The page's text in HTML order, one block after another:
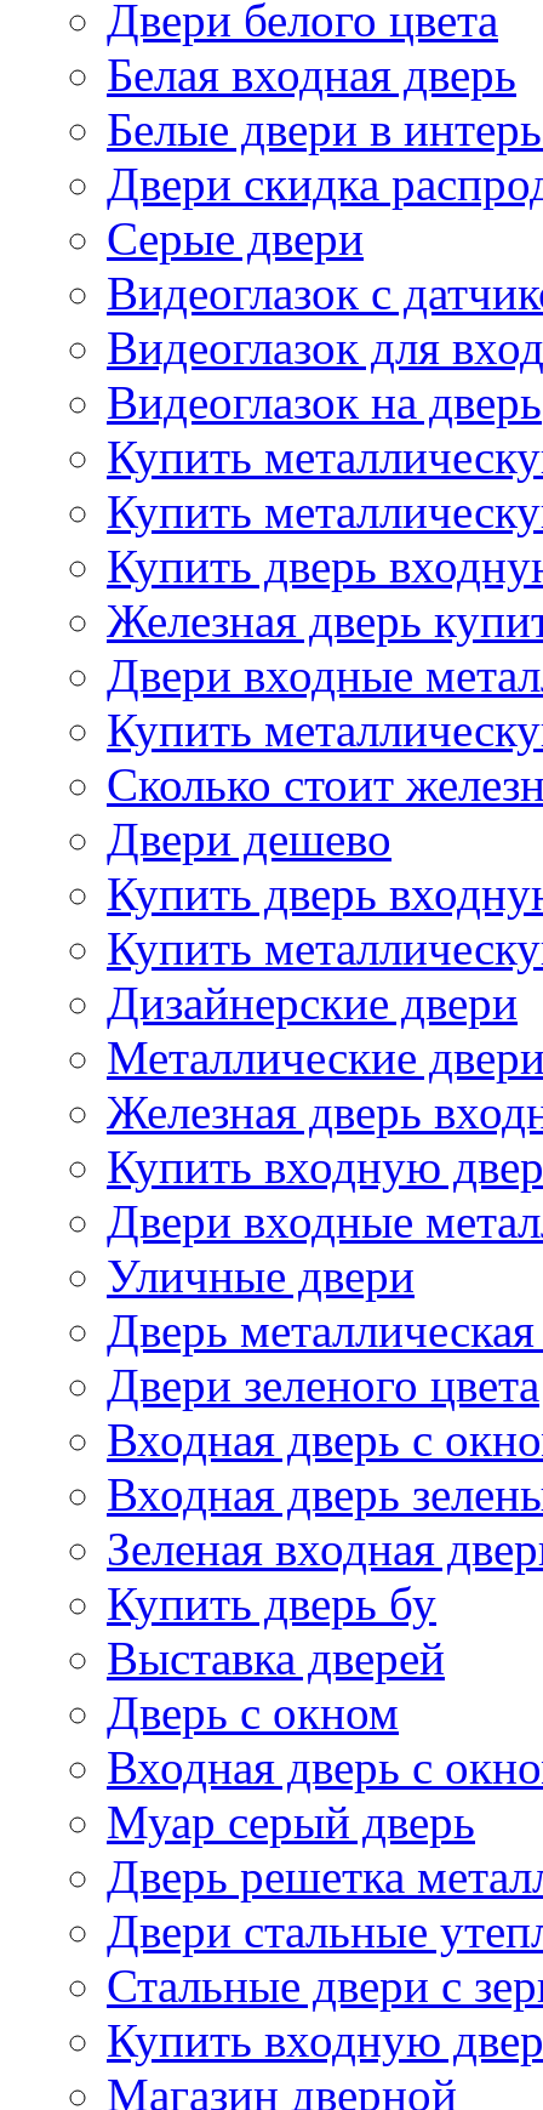
Двери белого цвета
Белая входная дверь
Белые двери в
Двери скидка
Серые двери
Видеоглазок с
Видеоглазок для
Видеоглазок на дверь
Купить
Купить
Купить дверь
Железная дверь
Двери входные
Купить
Сколько стоит
Двери дешево
Купить дверь
Купить
Дизайнерские двери
Металлические
Железная дверь
Купить входную
Двери входные
Уличные двери
Дверь металлическая
Двери зеленого цвета
Входная дверь с
Входная дверь
Зеленая входная
Купить дверь бу
Выставка дверей
Дверь с окном
Входная дверь с
Муар серый дверь
Дверь решетка
Двери стальные
Стальные двери с
Купить входную
Магазин дверной